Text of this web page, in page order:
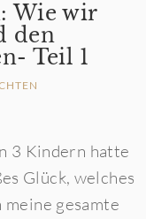
Wie wir
den
Teil 1
3 Kindern hatte
Glück, welches
gesamte